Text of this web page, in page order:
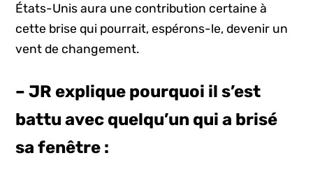
États-Unis aura une contribution certaine à
cette brise qui pourrait, espérons-le, devenir un
vent de changement.
– JR explique pourquoi il s’est
battu avec quelqu’un qui a brisé
sa fenêtre :